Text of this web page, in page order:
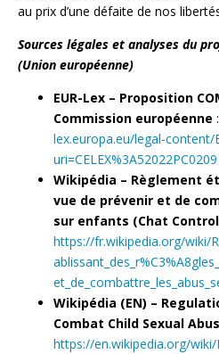
au prix d’une défaite de nos
Sources légales et analyses du
(Union européenne)
EUR-Lex – Proposition
Commission européenne :
lex.europa.eu/legal-content/
uri=CELEX%3A52022PC0209
Wikipédia – Règlement
vue de prévenir et de
sur enfants (Chat Control
https://fr.wikipedia.org/wiki/
Wikipédia (EN) –
Combat Child Sexual
https://en.wikipedia.org/wiki/